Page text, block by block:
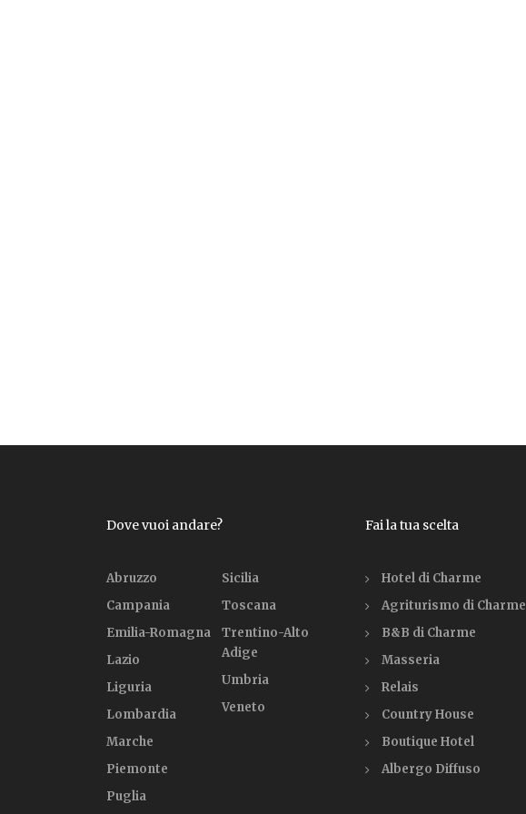
Dove vuoi andare?
Abruzzo
Campania
Emilia-Romagna
Lazio
Liguria
Lombardia
Marche
Piemonte
Puglia
Sicilia
Toscana
Trentino-Alto
Adige
Umbria
Veneto
Fai la tua scelta
Hotel di Charme
Agriturismo di Charme
B&B di Charme
Masseria
Relais
Country House
Boutique Hotel
Albergo Diffuso